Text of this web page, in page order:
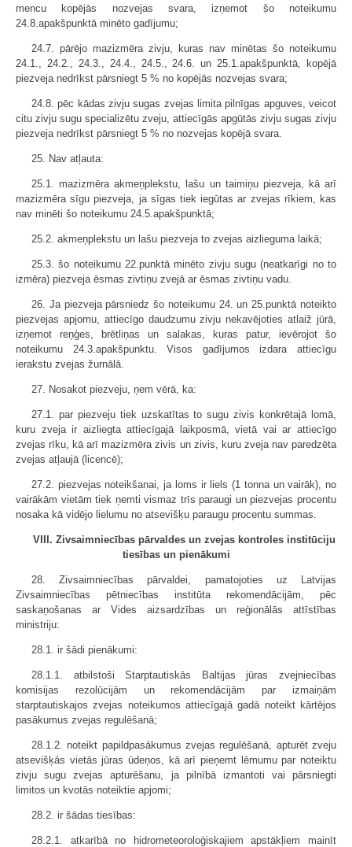
mencu kopējās nozvejas svara, izņemot šo noteikumu
24.8.apakšpunktā minēto gadījumu;
24.7. pārējo mazizmēra zivju, kuras nav minētas šo noteikumu
24.1., 24.2., 24.3., 24.4., 24.5., 24.6. un 25.1.apakšpunktā, kopējā
piezveja nedrīkst pārsniegt 5 % no kopējās nozvejas svara;
24.8. pēc kādas zivju sugas zvejas limita pilnīgas apguves, veicot
citu zivju sugu specializētu zveju, attiecīgās apgūtās zivju sugas zivju
piezveja nedrīkst pārsniegt 5 % no nozvejas kopējā svara.
25. Nav atļauta:
25.1. mazizmēra akmeņplekstu, lašu un taimiņu piezveja, kā arī
mazizmēra sīgu piezveja, ja sīgas tiek iegūtas ar zvejas rīkiem, kas
nav minēti šo noteikumu 24.5.apakšpunktā;
25.2. akmeņplekstu un lašu piezveja to zvejas aizlieguma laikā;
25.3. šo noteikumu 22.punktā minēto zivju sugu (neatkarīgi no to
izmēra) piezveja ēsmas zivtiņu zvejā ar ēsmas zivtiņu vadu.
26. Ja piezveja pārsniedz šo noteikumu 24. un 25.punktā noteikto
piezvejas apjomu, attiecīgo daudzumu zivju nekavējoties atlaiž jūrā,
izņemot reņģes, brētliņas un salakas, kuras patur, ievērojot šo
noteikumu 24.3.apakšpunktu. Visos gadījumos izdara attiecīgu
ierakstu zvejas žurnālā.
27. Nosakot piezveju, ņem vērā, ka:
27.1. par piezveju tiek uzskatītas to sugu zivis konkrētajā lomā,
kuru zveja ir aizliegta attiecīgajā laikposmā, vietā vai ar attiecīgo
zvejas rīku, kā arī mazizmēra zivis un zivis, kuru zveja nav paredzēta
zvejas atļaujā (licencē);
27.2. piezvejas noteikšanai, ja loms ir liels (1 tonna un vairāk), no
vairākām vietām tiek ņemti vismaz trīs paraugi un piezvejas procentu
nosaka kā vidējo lielumu no atsevišķu paraugu procentu summas.
VIII. Zivsaimniecības pārvaldes un zvejas kontroles institūciju
tiesības un pienākumi
28. Zivsaimniecības pārvaldei, pamatojoties uz Latvijas
Zivsaimniecības pētniecības institūta rekomendācijām, pēc
saskaņošanas ar Vides aizsardzības un reģionālās attīstības
ministriju:
28.1. ir šādi pienākumi:
28.1.1. atbilstoši Starptautiskās Baltijas jūras zvejniecības
komisijas rezolūcijām un rekomendācijām par izmaiņām
starptautiskajos zvejas noteikumos attiecīgajā gadā noteikt kārtējos
pasākumus zvejas regulēšanā;
28.1.2. noteikt papildpasākumus zvejas regulēšanā, apturēt zveju
atsevišķās vietās jūras ūdeņos, kā arī pieņemt lēmumu par noteiktu
zivju sugu zvejas apturēšanu, ja pilnībā izmantoti vai pārsniegti
limitos un kvotās noteiktie apjomi;
28.2. ir šādas tiesības:
28.2.1. atkarībā no hidrometeoroloģiskajiem apstākļiem mainīt